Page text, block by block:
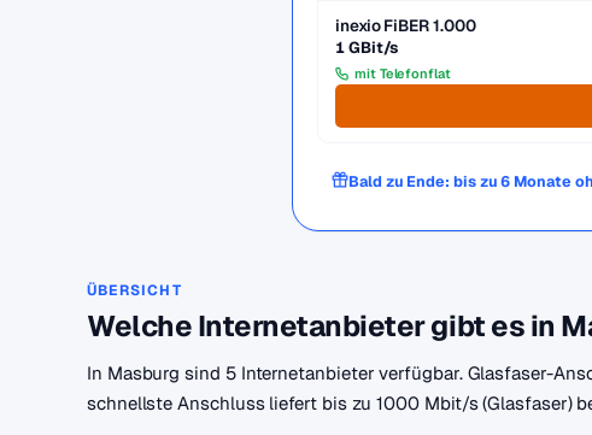
inexio FiBER 1.000
1 GBit/s
mit Telefonflat
Bald zu Ende: bis zu 6 Monate
ÜBERSICHT
Welche Internetanbieter gibt es in
In Masburg sind 5 Internetanbieter verfügbar. Glasfaser-
schnellste Anschluss liefert bis zu 1000 Mbit/s (Glasfaser)